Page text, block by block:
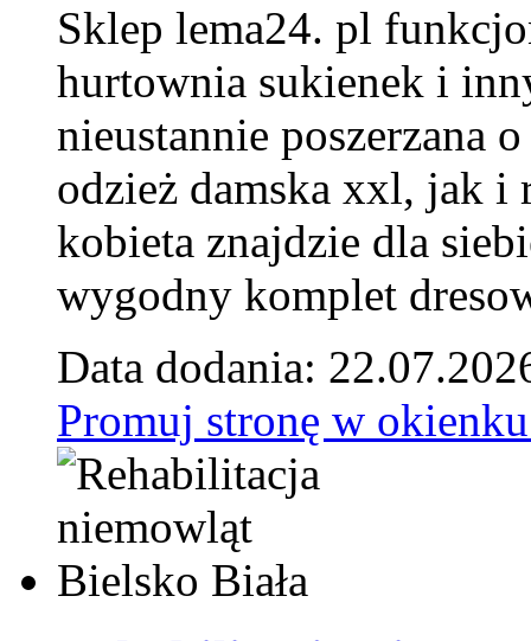
Sklep lema24. pl
hurtownia sukienek i
nieustannie poszerzana
odzież damska xxl, jak i
kobieta znajdzie dla
wygodny komplet
Data dodania:
Promuj stronę w